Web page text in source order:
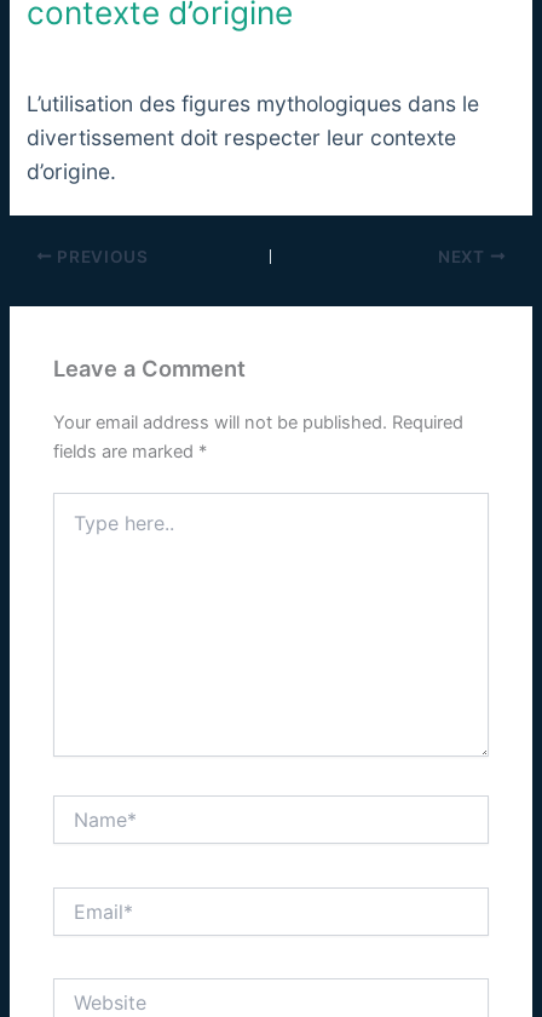
contexte d’origine
L’utilisation des figures mythologiques dans le
divertissement doit respecter leur contexte
d’origine.
PREVIOUS NEXT
Leave a Comment
Your email address will not be published. Required
fields are marked *
here..